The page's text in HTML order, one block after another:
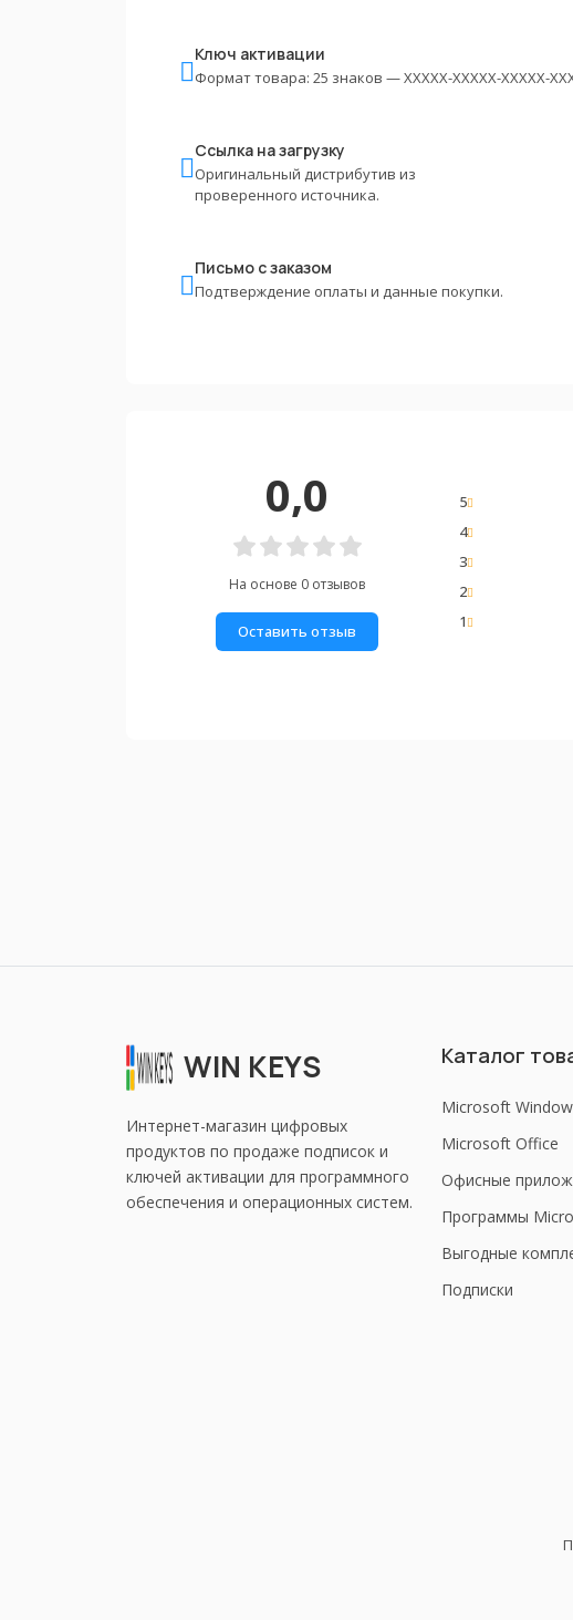
Ключ активации
Формат товара: 25 знаков — XXXXX-XXXXX-XXXXX-
Ссылка на загрузку
Оригинальный дистрибутив из
проверенного источника.
Письмо с заказом
Подтверждение оплаты и данные покупки.
0,0
На основе 0 отзывов
Оставить отзыв
5
4
3
2
1
WIN KEYS
Интернет-магазин цифровых
продуктов по продаже подписок и
ключей активации для программного
обеспечения и операционных систем.
Каталог
Microsoft
Microsoft Office
Офисные
Программы
Выгодные
Подписки